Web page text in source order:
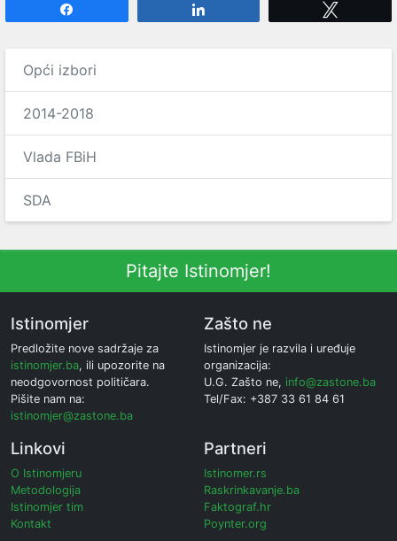
Opći izbori
2014-2018
Vlada FBiH
SDA
Pitajte Istinomjer!
Istinomjer
Predložite nove sadržaje za
istinomjer.ba, ili upozorite na
neodgovornost političara.
Pišite nam na:
istinomjer@zastone.ba
Zašto ne
Istinomjer je razvila i uređuje
organizacija:
U.G. Zašto ne, info@zastone.ba
Tel/Fax: +387 33 61 84 61
Linkovi
O Istinomjeru
Metodologija
Istinomjer tim
Kontakt
Partneri
Istinomer.rs
Raskrinkavanje.ba
Faktograf.hr
Poynter.org